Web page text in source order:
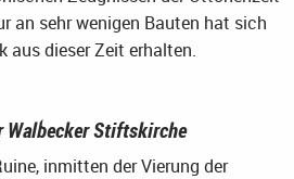
an sehr wenigen Bauten hat sich
aus dieser Zeit erhalten.
Walbecker Stiftskirche
inmitten der Vierung der